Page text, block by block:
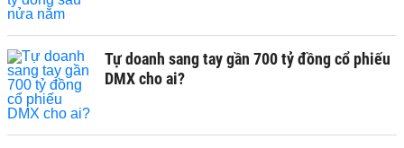
Tự doanh sang tay gần 700 tỷ đồng cổ phiếu
DMX cho ai?